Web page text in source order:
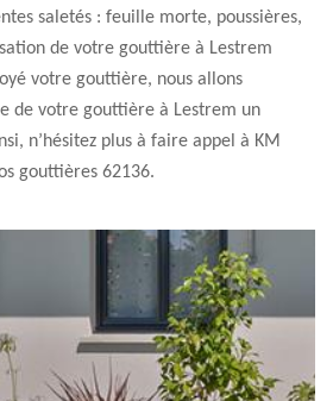
saletés : feuille morte, poussières,
de votre gouttière à Lestrem
votre gouttière, nous allons
de votre gouttière à Lestrem un
n’hésitez plus à faire appel à KM
gouttières 62136.